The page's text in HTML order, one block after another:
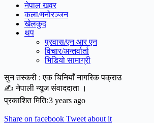
नेपाल खवर
कला/मनोरञ्जन
खेलकुद
थप
प्रवास/एन आर एन
विचार/अन्तर्वार्ता
भिडियो सामाग्री
सुन तस्करी : एक चिनियाँ नागरिक पक्राउ
✍ नेपाली न्यूज संवाददाता ।
प्रकाशित मितिः3 years ago
Share on facebook Tweet about it